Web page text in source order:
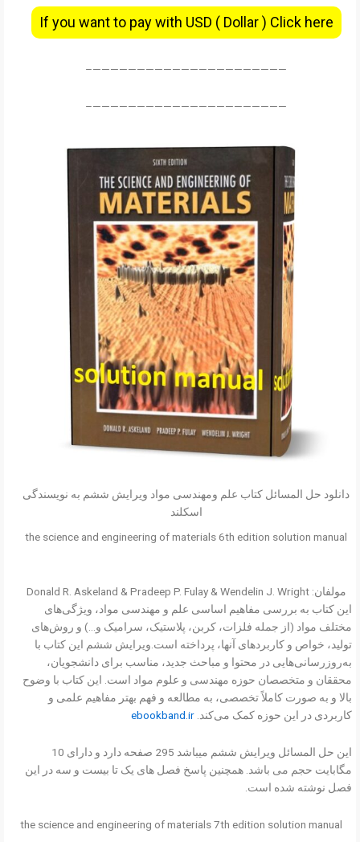
If you want to pay with USD ( Dollar ) Click here
——————————————————————–
——————————————————————–
دانلود حل المسائل کتاب علم ومهندسی مواد ویرایش ششم به نویسندگی
اسکلند
the science and engineering of materials 6th edition solution manual
مولفان: Donald R. Askeland & Pradeep P. Fulay & Wendelin J. Wright
این کتاب به بررسی مفاهیم اساسی علم و مهندسی مواد، ویژگی‌های
مختلف مواد (از جمله فلزات، کربن، پلاستیک، سرامیک و…) و روش‌های
تولید، خواص و کاربردهای آنها، پرداخته است.ویرایش ششم این کتاب با
به‌روزرسانی‌هایی در محتوا و مباحث جدید، مناسب برای دانشجویان،
محققان و متخصصان حوزه مهندسی و علوم مواد است. این کتاب با وضوح
بالا و به صورت کاملاً تخصصی، به مطالعه و فهم بهتر مفاهیم علمی و
کاربردی در این حوزه کمک می‌کند. ebookband.ir
این حل المسائل ویرایش ششم میباشد 295 صفحه دارد و دارای 10
مگابایت حجم می باشد. همچنین پاسخ فصل های یک تا بیست و سه در این
فصل نوشته شده است.
the science and engineering of materials 7th edition solution manual